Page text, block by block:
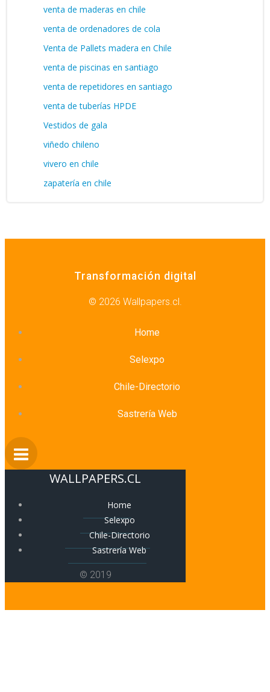
venta de maderas en chile
venta de ordenadores de cola
Venta de Pallets madera en Chile
venta de piscinas en santiago
venta de repetidores en santiago
venta de tuberías HPDE
Vestidos de gala
viñedo chileno
vivero en chile
zapatería en chile
Transformación digital
© 2026 Wallpapers.cl.
Home
Selexpo
Chile-Directorio
Sastrería Web
WALLPAPERS.CL
Home
Selexpo
Chile-Directorio
Sastrería Web
© 2019